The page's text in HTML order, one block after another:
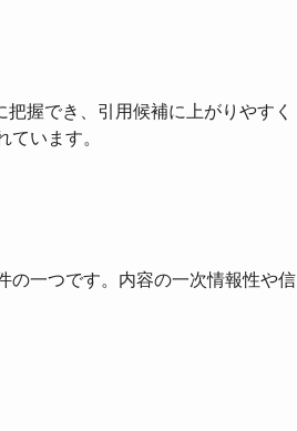
握でき、引用候補に上がりやすく
います。
の一つです。内容の一次情報性や信